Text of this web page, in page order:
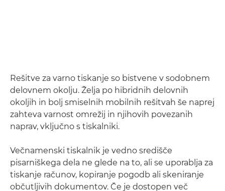
Rešitve za varno tiskanje so bistvene v sodobnem
delovnem okolju. Želja po hibridnih delovnih
okoljih in bolj smiselnih mobilnih rešitvah še naprej
zahteva varnost omrežij in njihovih povezanih
naprav, vključno s tiskalniki.
Večnamenski tiskalnik je vedno središče
pisarniškega dela ne glede na to, ali se uporablja za
tiskanje računov, kopiranje pogodb ali skeniranje
občutljivih dokumentov. Če je dostopen več